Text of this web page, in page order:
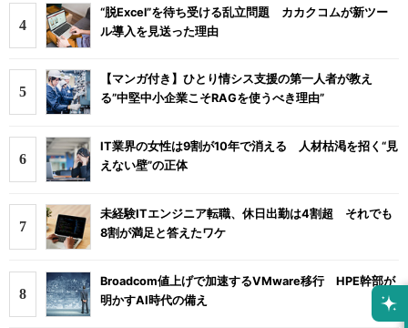
“脱Excel”を待ち受ける乱立問題 カカクコムが新ツー
ル導入を見送った理由
【マンガ付き】ひとり情シス支援の第一人者が教え
る”中堅中小企業こそRAGを使うべき理由”
IT業界の女性は9割が10年で消える 人材枯渇を招く“見
えない壁”の正体
未経験ITエンジニア転職、休日出勤は4割超 それでも
8割が満足と答えたワケ
Broadcom値上げで加速するVMware移行 HPE幹部が
明かすAI時代の備え